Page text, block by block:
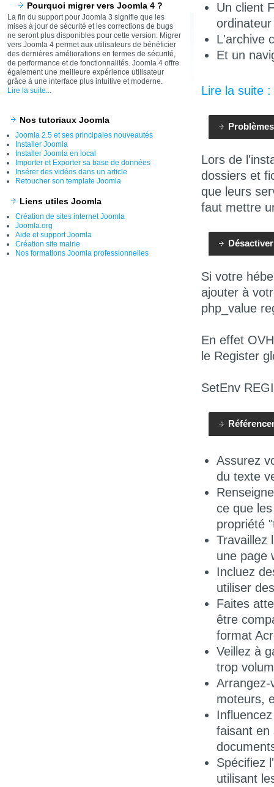
Pourquoi migrer vers Joomla 4 ?
La fin du support pour Joomla 3 signifie que les
mises à jour de sécurité et les corrections de bugs
ne seront plus disponibles pour cette version. Migrer
vers Joomla 4 permet aux utilisateurs de bénéficier
des dernières améliorations en termes de sécurité,
de performance et de fonctionnalités. Joomla 4 offre
également une meilleure expérience utilisateur
grâce à une interface plus intuitive et moderne.
Lire la suite...
Nos tutoriaux Joomla
Joomla 2.5 et ses principales nouveautés
Installer Joomla
Installer Joomla en local
Importer et Exporter sa base de données
Insérer des vidéos dans un article
Retoucher son template Joomla
Liens utiles Joomla
Création de sites internet Joomla
Joomla.org
Aide et support Joomla
Création site mairie
Nos formations Joomla professionnelles
Un client
L'archive
Et un
Lire la suite
Lors de
dossiers et
que leurs
faut mettre
Si votre
ajouter à
php_value
En effet
le Register
SetEnv
Assurez
du texte
ce que
propriété
Travaillez
une page
Incluez
utiliser
Faites
être
format
Veillez à
trop
Arrangez-
moteurs,
faisant en
Spécifiez
utilisant